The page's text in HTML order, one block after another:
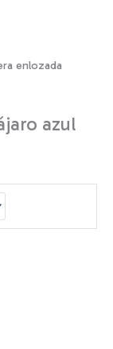
enlozada
azul